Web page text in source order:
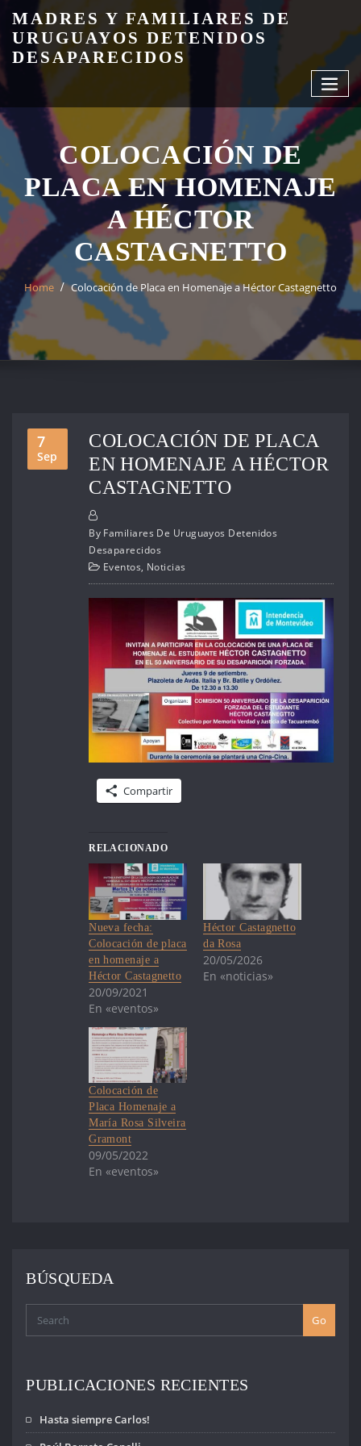
content
MADRES Y FAMILIARES DE
URUGUAYOS DETENIDOS
DESAPARECIDOS
COLOCACIÓN DE
PLACA EN HOMENAJE
A HÉCTOR
CASTAGNETTO
Home Colocación de Placa en Homenaje a Héctor Castagnetto
7
Sep
COLOCACIÓN DE PLACA
EN HOMENAJE A HÉCTOR
CASTAGNETTO
By Familiares De Uruguayos Detenidos
Desaparecidos
Eventos, Noticias
Compartir
RELACIONADO
Nueva fecha:
Colocación de placa
en homenaje a
Héctor Castagnetto
20/09/2021
En «eventos»
Héctor Castagnetto
da Rosa
20/05/2026
En «noticias»
Colocación de
Placa Homenaje a
María Rosa Silveira
Gramont
09/05/2022
En «eventos»
BÚSQUEDA
Go
PUBLICACIONES RECIENTES
Hasta siempre Carlos!